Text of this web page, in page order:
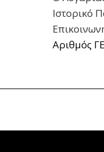
Ιστορικό
Αριθμός